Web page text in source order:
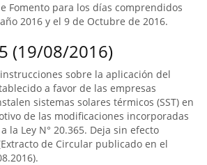
Fomento para los días comprendidos
2016 y el 9 de Octubre de 2016.
(19/08/2016)
sobre la aplicación del
a favor de las empresas
sistemas solares térmicos (SST) en
de las modificaciones incorporadas
la Ley N° 20.365. Deja sin efecto
de Circular publicado en el